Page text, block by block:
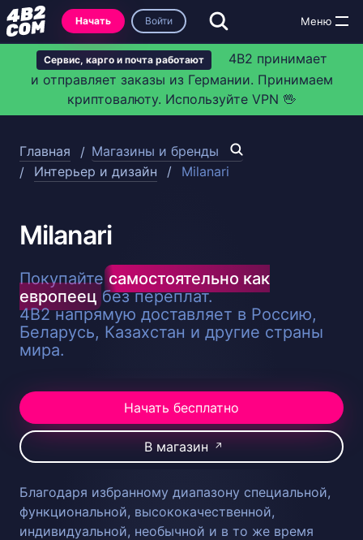
Сервис, карго и почта работают
4B2 принимает
и отправляет заказы из Германии. Принимаем
криптовалюту. Используйте VPN 🖖
Начать Войти
Главная
Магазины и бренды
Интерьер и дизайн
Milanari
Milanari
Покупайтесамостоятельно как
европеец без переплат.
4B2 напрямую доставляет в Россию,
Беларусь, Казахстан и другие страны
мира.
Начать бесплатно
В магазин ↗
Благодаря избранному диапазону специальной,
функциональной, высококачественной,
индивидуальной, необычной и в то же время